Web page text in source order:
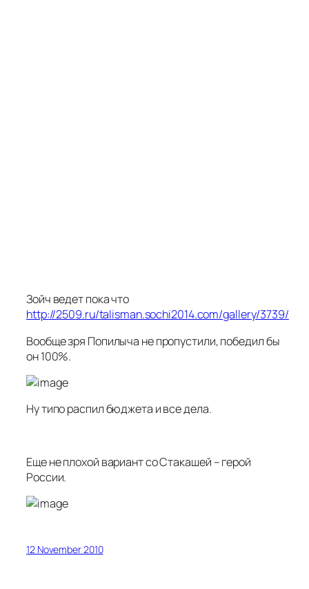
Зойч ведет пока что
http://2509.ru/talisman.sochi2014.com/gallery/3739/
Вообще зря Попилыча не пропустили, победил бы
он 100%.
Ну типо распил бюджета и все дела.
Еще не плохой вариант со Стакашей – герой
России.
12 November 2010